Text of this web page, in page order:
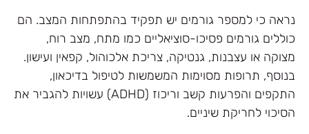
נראה כי למספר גורמים יש תפקיד בהתפתחות המצב. הם
כוללים גורמים פסיכו-סוציאליים כמו מתח, מצב רוח,
מצוקה או עצבנות, גנטיקה, צריכת אלכוהול, קפאין ועישון.
בנוסף, תרופות מסוימות המשמשות לטיפול בדיכאון,
התקפים והפרעות קשב וריכוז (ADHD) עשויות להגביר את
הסיכוי לחריקת שיניים.